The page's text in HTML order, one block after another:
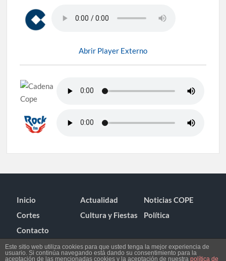
Abrir Player Externo
Inicio Actualidad
Noticias COPE
Cortes
Cultura y Fiestas
Política
Contacto
Este sitio web utiliza cookies para que usted tenga la mejor experiencia de
usuario. Si continúa navegando está dando su consentimiento para la
aceptación de las mencionadas cookies y la aceptación de nuestra política de